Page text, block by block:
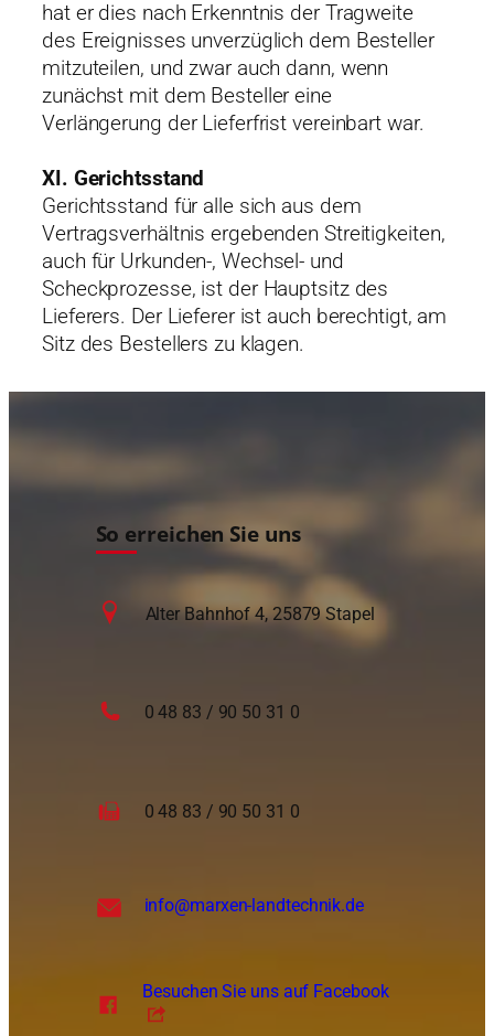
hat er dies nach Erkenntnis der Tragweite
des Ereignisses unverzüglich dem Besteller
mitzuteilen, und zwar auch dann, wenn
zunächst mit dem Besteller eine
Verlängerung der Lieferfrist vereinbart war.
XI. Gerichtsstand
Gerichtsstand für alle sich aus dem
Vertragsverhältnis ergebenden Streitigkeiten,
auch für Urkunden-, Wechsel- und
Scheckprozesse, ist der Hauptsitz des
Lieferers. Der Lieferer ist auch berechtigt, am
Sitz des Bestellers zu klagen.
So erreichen Sie uns
Alter Bahnhof 4, 25879 Stapel
0 48 83 / 90 50 31 0
0 48 83 / 90 50 31 0
info@marxen-landtechnik.de
Besuchen Sie uns auf Facebook